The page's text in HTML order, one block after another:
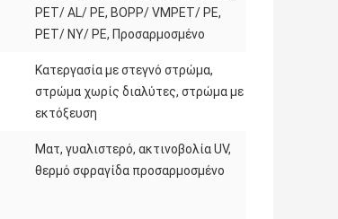
PET/ AL/ PE, BOPP/ VMPET/ PE,
PET/ NY/ PE, Προσαρμοσμένο
Κατεργασία με στεγνό στρώμα,
στρώμα χωρίς διαλύτες, στρώμα με
εκτόξευση
Ματ, γυαλιστερό, ακτινοβολία UV,
θερμό σφραγίδα προσαρμοσμένο